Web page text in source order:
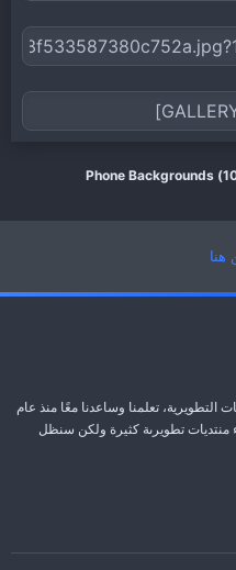
تعلمنا وساعدنا معًا منذ عام
منتديات تطويرىة كثيرة ولكن سنظل